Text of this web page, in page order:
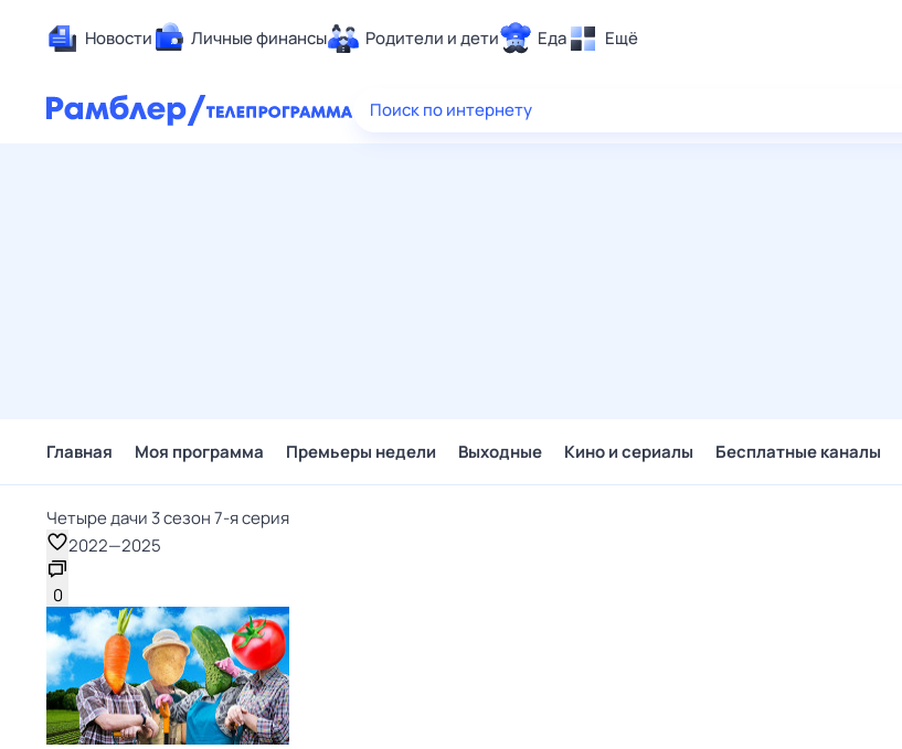
Новости Личные финансы Родители и дети Еда Ещё
Здоровье
Поиск по интернету
Главная Моя программа Премьеры недели Выходные Кино и сериалы Бесплатные каналы
Четыре дачи 3 сезон 7-я серия
2022—2025
0